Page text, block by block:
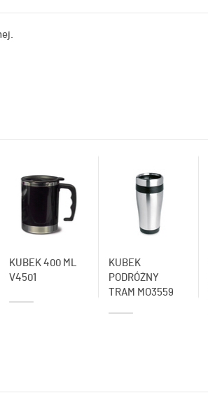
KUBEK 400 ML
V4501
KUBEK
PODRÓŻNY
TRAM MO3559